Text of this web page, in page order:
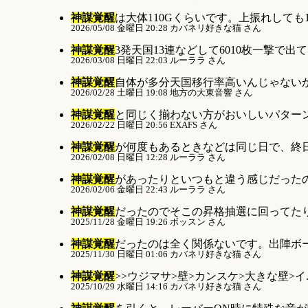
神謀覚醒は大体110Gくらいです。上振れして
2026/05/08 金曜日 20:28 カバネリ好きな猫 さん
神謀覚醒3発天国13連などして6010枚一撃で出
2026/03/08 日曜日 22:03 ルーララ さん
神謀覚醒自体が多分天国移行率高いんじゃない
2026/02/28 土曜日 19:08 地方の大東音響 さん
神謀覚醒と同じく揃わない方がおいしいパター
2026/02/22 日曜日 20:56 EXAFS さん
神謀覚醒が何度もあるときなどは同じ日で、終
2026/02/08 日曜日 12:28 ルーララ さん
神謀覚醒があったりといつもと違う感じだった
2026/02/06 金曜日 22:43 ルーララ さん
神謀覚醒だったのでそこの昇格抽選に回ってた
2025/11/28 金曜日 19:26 ボッスン さん
神謀覚醒だったのは全く関係ないです。出陣ボ
2025/11/30 日曜日 01:06 カバネリ好きな猫 さん
神謀覚醒>>ウジマサ>壁>カンスケ>大きな壁>イ
2025/10/29 水曜日 14:16 カバネリ好きな猫 さん